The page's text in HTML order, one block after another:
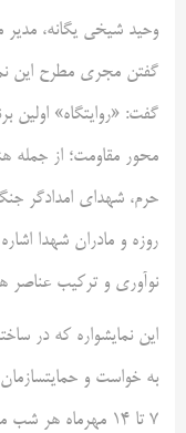
وحید شیخی یگانه،
گفتن مجری مطرح این
گفت: «روایتگاه» اولین
محور مقاومت؛ از جمله
روزه و مادران شهدا اشاره
نوآوری و ترکیب عناصر
این نمایشواره که در
به خواست و
7 تا 14 مهرماه هر